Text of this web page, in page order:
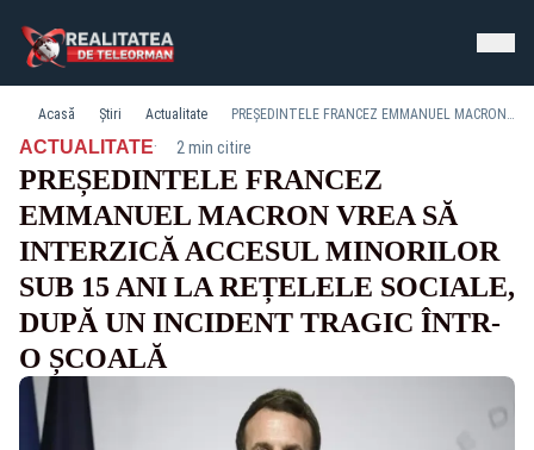
Acasă Știri Actualitate PREȘEDINTELE FRANCEZ EMMANUEL MACRON VREA SĂ INTERZICĂ ACCESUL MINORILOR SUB 15 ANI LA REȚELELE SOCIALE, DUPĂ UN INCIDENT TRAGIC ÎNTR-O ȘCOALĂ
ACTUALITATE· 2 min citire
PREȘEDINTELE FRANCEZ
EMMANUEL MACRON VREA SĂ
INTERZICĂ ACCESUL MINORILOR
SUB 15 ANI LA REȚELELE SOCIALE,
DUPĂ UN INCIDENT TRAGIC ÎNTR-
O ȘCOALĂ